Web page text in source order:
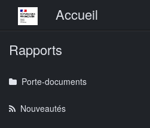
Menu principalAccueil
Rapports
Porte-documents
Nouveautés